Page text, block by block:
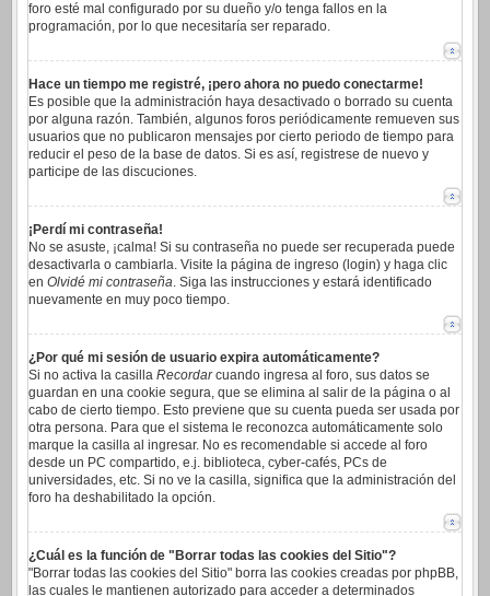
foro esté mal configurado por su dueño y/o tenga fallos en la
programación, por lo que necesitaría ser reparado.
Hace un tiempo me registré, ¡pero ahora no puedo conectarme!
Es posible que la administración haya desactivado o borrado su cuenta
por alguna razón. También, algunos foros periódicamente remueven sus
usuarios que no publicaron mensajes por cierto periodo de tiempo para
reducir el peso de la base de datos. Si es así, registrese de nuevo y
participe de las discuciones.
¡Perdí mi contraseña!
No se asuste, ¡calma! Si su contraseña no puede ser recuperada puede
desactivarla o cambiarla. Visite la página de ingreso (login) y haga clic
en Olvidé mi contraseña. Siga las instrucciones y estará identificado
nuevamente en muy poco tiempo.
¿Por qué mi sesión de usuario expira automáticamente?
Si no activa la casilla Recordarcuando ingresa al foro, sus datos se
guardan en una cookie segura, que se elimina al salir de la página o al
cabo de cierto tiempo. Esto previene que su cuenta pueda ser usada por
otra persona. Para que el sistema le reconozca automáticamente solo
marque la casilla al ingresar. No es recomendable si accede al foro
desde un PC compartido, e.j. biblioteca, cyber-cafés, PCs de
universidades, etc. Si no ve la casilla, significa que la administración del
foro ha deshabilitado la opción.
¿Cuál es la función de "Borrar todas las cookies del Sitio"?
"Borrar todas las cookies del Sitio" borra las cookies creadas por phpBB,
las cuales le mantienen autorizado para acceder a determinados